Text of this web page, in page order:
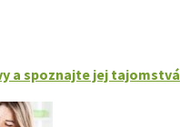
a spoznajte jej tajomstvá